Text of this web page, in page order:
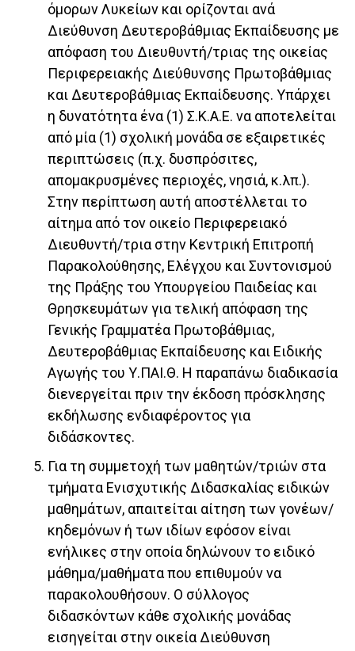
όμορων Λυκείων και ορίζονται ανά
Διεύθυνση Δευτεροβάθμιας Εκπαίδευσης με
απόφαση του Διευθυντή/τριας της οικείας
Περιφερειακής Διεύθυνσης Πρωτοβάθμιας
και Δευτεροβάθμιας Εκπαίδευσης. Υπάρχει
η δυνατότητα ένα (1) Σ.Κ.Α.Ε. να αποτελείται
από μία (1) σχολική μονάδα σε εξαιρετικές
περιπτώσεις (π.χ. δυσπρόσιτες,
απομακρυσμένες περιοχές, νησιά, κ.λπ.).
Στην περίπτωση αυτή αποστέλλεται το
αίτημα από τον οικείο Περιφερειακό
Διευθυντή/τρια στην Κεντρική Επιτροπή
Παρακολούθησης, Ελέγχου και Συντονισμού
της Πράξης του Υπουργείου Παιδείας και
Θρησκευμάτων για τελική απόφαση της
Γενικής Γραμματέα Πρωτοβάθμιας,
Δευτεροβάθμιας Εκπαίδευσης και Ειδικής
Αγωγής του Υ.ΠΑΙ.Θ. Η παραπάνω διαδικασία
διενεργείται πριν την έκδοση πρόσκλησης
εκδήλωσης ενδιαφέροντος για
διδάσκοντες.
Για τη συμμετοχή των μαθητών/τριών στα
τμήματα Ενισχυτικής Διδασκαλίας ειδικών
μαθημάτων, απαιτείται αίτηση των γονέων/
κηδεμόνων ή των ιδίων εφόσον είναι
ενήλικες στην οποία δηλώνουν το ειδικό
μάθημα/μαθήματα που επιθυμούν να
παρακολουθήσουν. Ο σύλλογος
διδασκόντων κάθε σχολικής μονάδας
εισηγείται στην οικεία Διεύθυνση